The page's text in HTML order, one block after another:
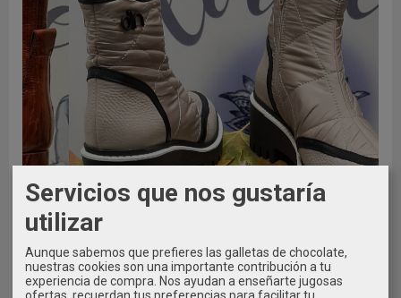
Servicios que nos gustaría
utilizar
Aunque sabemos que prefieres las galletas de chocolate,
nuestras cookies son una importante contribución a tu
experiencia de compra. Nos ayudan a enseñarte jugosas